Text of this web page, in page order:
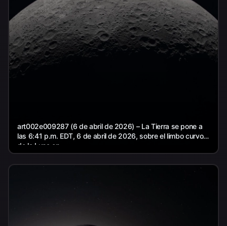
art002e009287 (6 de abril de 2026) – La Tierra se pone a
las 6:41 p.m. EDT, 6 de abril de 2026, sobre el limbo curvo
de la Luna en...